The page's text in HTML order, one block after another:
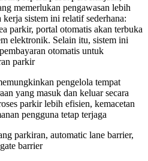
memerlukan pengawasan lebih
sistem ini relatif sederhana:
parkir, portal otomatis akan terbuka
elektronik. Selain itu, sistem ini
otomatis untuk
parkir
pengelola tempat
yang masuk dan keluar secara
parkir lebih efisien, kemacetan
pengguna tetap terjaga
parkiran, automatic lane barrier,
barrier